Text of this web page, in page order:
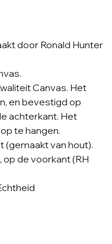
door Ronald Hunter
Canvas. Het
en bevestigd op
achterkant. Het
te hangen.
(gemaakt van hout).
de voorkant (RH